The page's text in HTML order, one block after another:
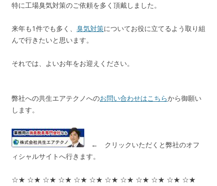
特に工場臭気対策のご依頼を多く頂戴しました。
来年も1件でも多く、 臭気対策についてお役に立てるよう取り組
んで行きたいと思います。
それでは、よいお年をお迎えください。
弊社への共生エアテクノへのお問い合わせはこちらから御願い
します。
← クリックいただくと弊社のオフ
ィシャルサイトへ行きます。
☆★ ☆★ ☆★ ☆★ ☆★ ☆★ ☆★ ☆★ ☆★ ☆★ ☆★ ☆★